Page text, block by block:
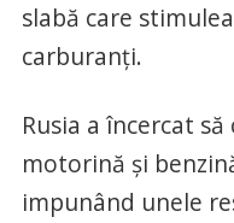
slabă care
carburanți.
Rusia a încercat
motorină și
impunând unele